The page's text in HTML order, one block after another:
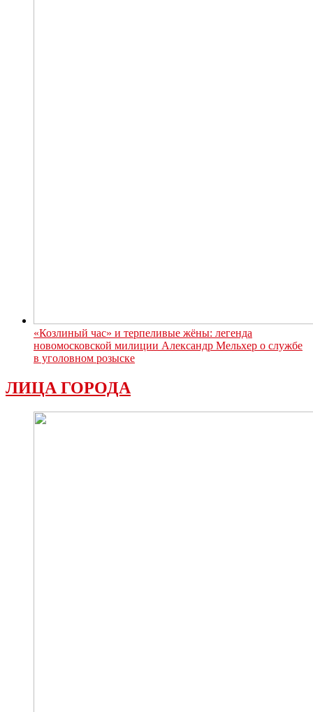
«Козлиный час» и терпеливые жёны: легенда
новомосковской милиции Александр Мельхер о службе
в уголовном розыске
ЛИЦА ГОРОДА